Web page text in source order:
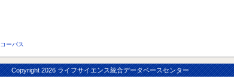
コーパス
Copyright2026 ライフサイエンス統合データベースセンター